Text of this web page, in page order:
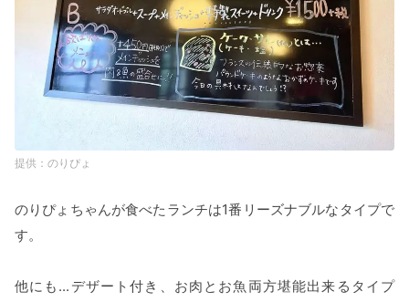
のりぴょ
のりぴょちゃんが食べたランチは1番リーズナブルなタイプで
す。
他にも...デザート付き、お肉とお魚両方堪能出来るタイプ